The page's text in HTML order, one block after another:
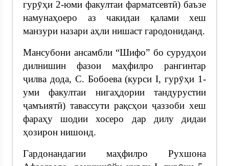
гурӯҳи 2-юми факултаи фарматсевтӣ) баъзе
намунаҳоеро аз чакидаи қалами хеш
манзури назари аҳли нишаст гародониданд.
Мансубони ансамбли “Шифо” бо сурудҳои
дилнишин фазои маҳфилро рангинтар
ҷилва дода, С. Бобоева (курси I, гурӯҳи 1-
уми факултаи нигаҳдории тандурустии
ҷамъиятӣ) тавассути рақсҳои ҷаззоби хеш
фараҳу шодии хосеро дар дилу дидаи
ҳозирон нишонд.
Гардонандагии маҳфилро Рухшона